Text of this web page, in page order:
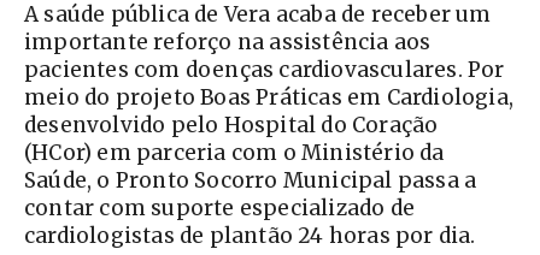
A saúde pública de Vera acaba de receber um
importante reforço na assistência aos
pacientes com doenças cardiovasculares. Por
meio do projeto Boas Práticas em Cardiologia,
desenvolvido pelo Hospital do Coração
(HCor) em parceria com o Ministério da
Saúde, o Pronto Socorro Municipal passa a
contar com suporte especializado de
cardiologistas de plantão 24 horas por dia.